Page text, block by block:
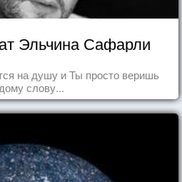
Эльчина Сафарли
на душу и Ты просто веришь
слову...